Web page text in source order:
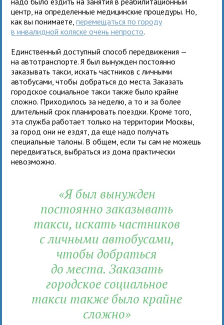
центр, на определенные медицинские процедуры. Но,
как вы понимаете,перемещаться по городу
в инвалидной коляске очень непросто.
Единственный доступный способ передвижения —
на автотранспорте. Я был вынужден постоянно
заказывать такси, искать частников с личными
автобусами, чтобы добраться до места. Заказать
городское социальное такси также было крайне
сложно. Приходилось за неделю, а то и за более
длительный срок планировать поездки. Кроме того,
эта служба работает только на территории Москвы,
за город они не ездят, да еще надо получать
специальные талоны. В общем, если ты сам не можешь
передвигаться, выбраться из дома практически
невозможно.
«Я был вынужден
постоянно заказывать
такси, искать частников
с личными автобусами,
чтобы добраться
до места. Заказать
городское социальное
такси также было крайне
сложно»